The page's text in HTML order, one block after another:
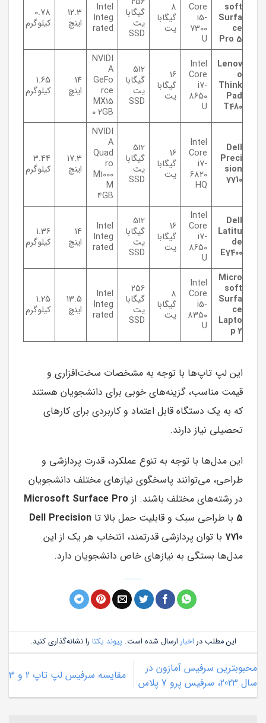
soft
Surfa
ce
Pro 5
Core
i5-
7300
U
8
گیگابا
یت
گیگابا
یت
SSD
Intel
Integ
rated
12.3
اینچ
0.78
کیلوگرم
Lenov
o
Think
Pad
T480
Intel
Core
i7-
8650
U
16
گیگابا
یت
512
گیگابا
یت
SSD
NVIDI
A
GeFo
rce
MX15
0 2GB
14
اینچ
1.65
کیلوگرم
Dell
Preci
sion
7710
Intel
Core
i7-
6820
HQ
16
گیگابا
یت
512
گیگابا
یت
SSD
NVIDI
A
Quad
ro
M1000
M
4GB
17.3
اینچ
3.44
کیلوگرم
Dell
Latitu
de
E7400
Intel
Core
i7-
8650
U
16
گیگابا
یت
512
گیگابا
یت
SSD
Intel
Integ
rated
14
اینچ
1.36
کیلوگرم
Micro
soft
Surfa
ce
Lapto
p 2
Intel
Core
i5-
8350
U
8
گیگابا
یت
256
گیگابا
یت
SSD
Intel
Integ
rated
13.5
اینچ
1.25
کیلوگرم
این لپ تاپ‌ها با توجه به مشخصات سخت‌افزاری و
قیمت مناسب، گزینه‌های خوبی برای دانشجویان هستند
که به یک دستگاه قابل اعتماد و کاربردی برای کارهای
تحصیلی نیاز دارند.
این مدل‌ها با توجه به تنوع عملکرد، قدرت پردازشی و
طراحی، می‌توانند پاسخگوی نیازهای مختلف دانشجویان
در رشته‌های مختلف باشند. از Microsoft Surface Pro
5 با طراحی سبک و قابلیت حمل بالا تا Dell Precision
7710 با توان پردازشی قدرتمند، انتخاب هر یک از این
مدل‌ها بستگی به نیازهای خاص دانشجویان دارد.
این مطلب در اخبار ارسال شده است. پیوند یکتا را نشانه‌گذاری کنید.
محبوبترین سرفیس آمازون در
سال 2023، سرفیس پرو 7 پلاس
مقایسه سرفیس لپ تاپ‌ 2 و 3